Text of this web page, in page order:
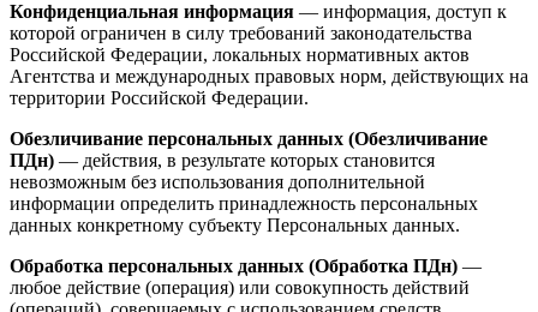
Конфиденциальная информация — информация, доступ к
которой ограничен в силу требований законодательства
Российской Федерации, локальных нормативных актов
Агентства и международных правовых норм, действующих на
территории Российской Федерации.
Обезличивание персональных данных (Обезличивание
ПДн) — действия, в результате которых становится
невозможным без использования дополнительной
информации определить принадлежность персональных
данных конкретному субъекту Персональных данных.
Обработка персональных данных (Обработка ПДн) —
любое действие (операция) или совокупность действий